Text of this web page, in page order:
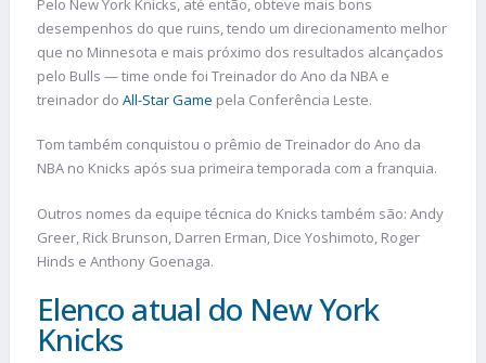
Pelo New York Knicks, até então, obteve mais bons
desempenhos do que ruins, tendo um direcionamento melhor
que no Minnesota e mais próximo dos resultados alcançados
pelo Bulls — time onde foi Treinador do Ano da NBA e
treinador do All-Star Game pela Conferência Leste.
Tom também conquistou o prêmio de Treinador do Ano da
NBA no Knicks após sua primeira temporada com a franquia.
Outros nomes da equipe técnica do Knicks também são: Andy
Greer, Rick Brunson, Darren Erman, Dice Yoshimoto, Roger
Hinds e Anthony Goenaga.
Elenco atual do New York
Knicks